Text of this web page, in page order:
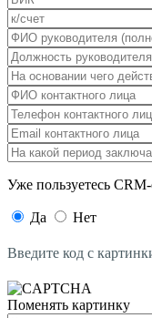
Уже пользуетесь
Да Нет
Введите код с
Поменять картинку